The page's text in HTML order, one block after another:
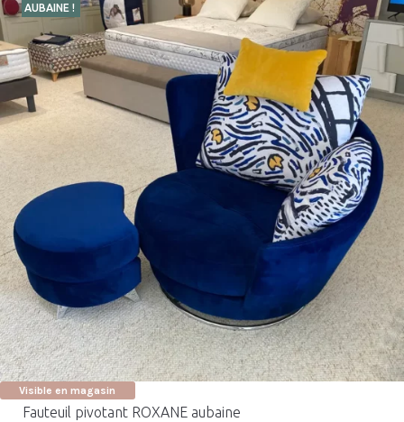
AUBAINE !
Visible en magasin
Fauteuil pivotant ROXANE aubaine